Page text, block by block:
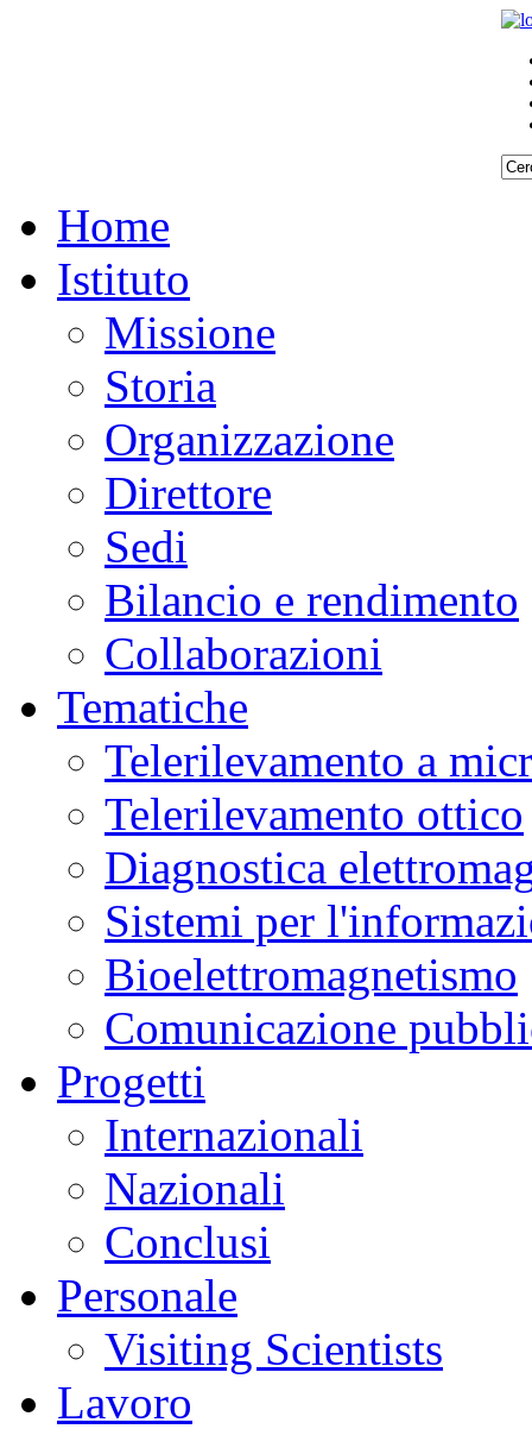
Home
Istituto
Missione
Storia
Organizzazione
Direttore
Sedi
Bilancio e rendimento
Collaborazioni
Tematiche
Telerilevamento a
Telerilevamento ottico
Diagnostica
Sistemi per
Bioelettromagnetismo
Comunicazione
Progetti
Internazionali
Nazionali
Conclusi
Personale
Visiting Scientists
Lavoro